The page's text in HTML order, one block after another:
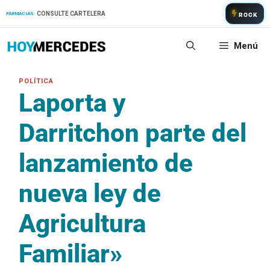
FARMACIAS: CONSULTE CARTELERA ROCK
Menú
Laporta y
Darritchon parte del
lanzamiento de
nueva ley de
Agricultura
Familiar»